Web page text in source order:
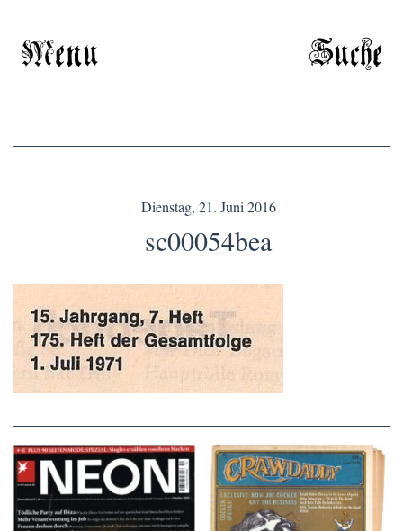
Menu Suche
Dienstag, 21. Juni 2016
sc00054bea
NEON – OKTOBER
2008
Crawdaddy – June/11/72